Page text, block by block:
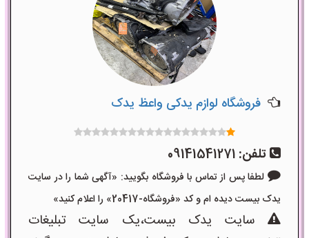
فروشگاه لوازم یدکی واعظ یدک
تلفن: 09141541271
لطفا پس از تماس با فروشگاه بگویید: «آگهی شما را در سایت
یدک بیست دیده ام و کد «فروشگاه-20417» را اعلام کنید»
سایت یدک بیست،یک سایت تبلیغات